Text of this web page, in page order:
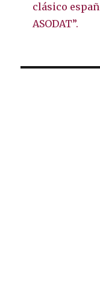
clásico
ASODAT”.